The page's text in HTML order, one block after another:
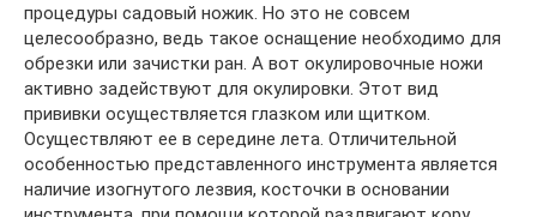
процедуры садовый ножик. Но это не совсем
целесообразно, ведь такое оснащение необходимо для
обрезки или зачистки ран. А вот окулировочные ножи
активно задействуют для окулировки. Этот вид
прививки осуществляется глазком или щитком.
Осуществляют ее в середине лета. Отличительной
особенностью представленного инструмента является
наличие изогнутого лезвия, косточки в основании